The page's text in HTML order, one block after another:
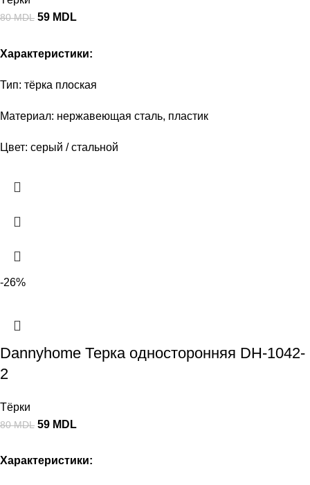
80MDL 59 MDL
Характеристики:
Тип: тёрка плоская
Материал: нержавеющая сталь, пластик
Цвет: серый / стальной
-26%
Dannyhome Терка односторонняя DH-1042-
2
Тёрки
80MDL 59 MDL
Характеристики: